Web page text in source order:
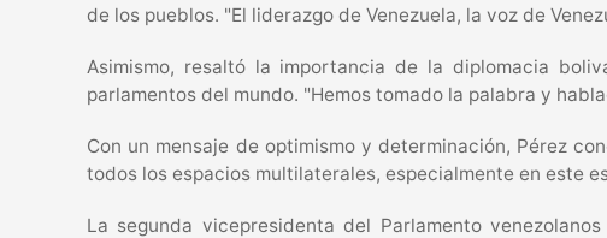
de los pueblos. "El liderazgo de Venezuela, la voz de
Asimismo, resaltó la importancia de la diplomacia
parlamentos del mundo. "Hemos tomado la palabra y
Con un mensaje de optimismo y determinación, Pérez
todos los espacios multilaterales, especialmente en este
La segunda vicepresidenta del Parlamento